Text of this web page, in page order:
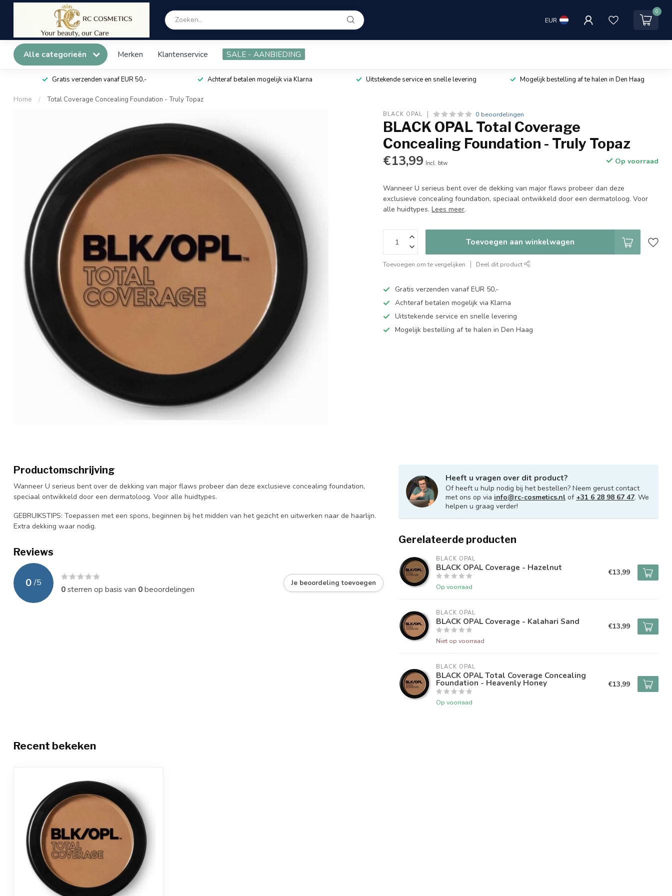
EUR
0
Alle categorieën Merken Klantenservice SALE - AANBIEDING
Gratis verzenden vanaf EUR 50,- Achteraf betalen mogelijk via Klarna Uitstekende service en snelle levering Mogelijk bestelling af te halen in Den Haag
Home / Total Coverage Concealing Foundation - Truly Topaz
BLACK OPAL 0 beoordelingen
BLACK OPAL Total Coverage
Concealing Foundation - Truly Topaz
€13,99 Incl. btw Op voorraad
Wanneer U serieus bent over de dekking van major flaws probeer dan deze
exclusieve concealing foundation, speciaal ontwikkeld door een dermatoloog. Voor
alle huidtypes.Lees meer.
Toevoegen aan winkelwagen
Toevoegen om te vergelijken Deel dit product
Gratis verzenden vanaf EUR 50,-
Achteraf betalen mogelijk via Klarna
Uitstekende service en snelle levering
Mogelijk bestelling af te halen in Den Haag
Productomschrijving
Wanneer U serieus bent over de dekking van major flaws probeer dan deze exclusieve concealing foundation,
speciaal ontwikkeld door een dermatoloog. Voor alle huidtypes.
GEBRUIKSTIPS: Toepassen met een spons, beginnen bij het midden van het gezicht en uitwerken naar de haarlijn.
Extra dekking waar nodig.
Reviews
0 /5
0sterren op basis van 0beoordelingen
Je beoordeling toevoegen
Heeft u vragen over dit product?
Of heeft u hulp nodig bij het bestellen? Neem gerust contact
met ons op via info@rc-cosmetics.nl of +31 6 28 98 67 47. We
helpen u graag verder!
Gerelateerde producten
BLACK OPAL
BLACK OPAL Coverage - Hazelnut
Op voorraad
€13,99
BLACK OPAL
BLACK OPAL Coverage - Kalahari Sand
Niet op voorraad
€13,99
BLACK OPAL
BLACK OPAL Total Coverage Concealing
Foundation - Heavenly Honey
Op voorraad
€13,99
Recent bekeken